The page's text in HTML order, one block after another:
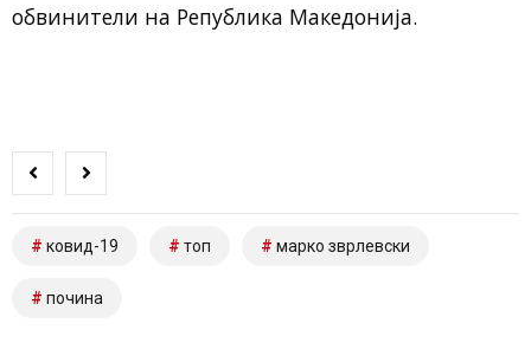
обвинители на Република Македонија.​​
ковид-19 топ марко зврлевски
почина